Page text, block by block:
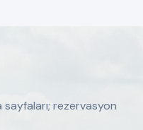
sayfaları; rezervasyon